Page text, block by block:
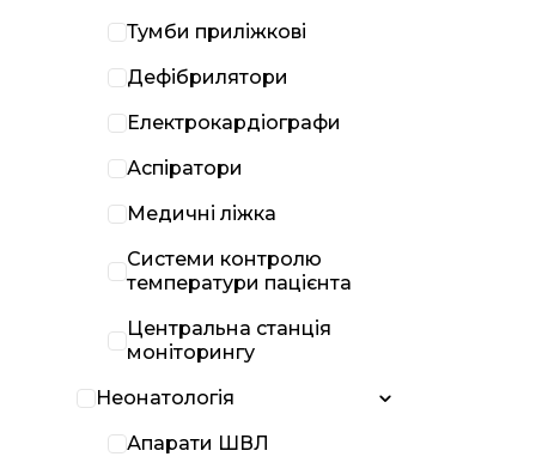
Тумби приліжкові
Дефібрилятори
Електрокардіографи
Аспіратори
Медичні ліжка
Системи контролю
температури пацієнта
Центральна станція
моніторингу
Неонатологія
Апарати ШВЛ